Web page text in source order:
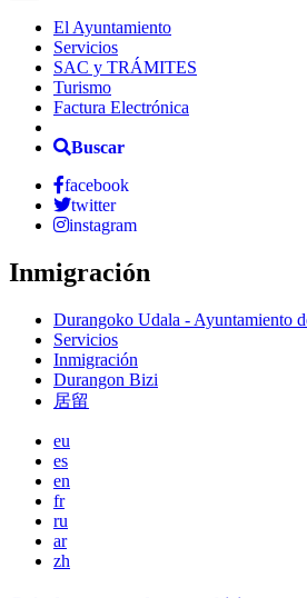
El Ayuntamiento
Servicios
SAC y TRÁMITES
Turismo
Factura Electrónica
Buscar
facebook
twitter
instagram
Inmigración
Durangoko Udala - Ayuntamiento
Servicios
Inmigración
Durangon Bizi
居留
eu
es
en
fr
ru
ar
zh